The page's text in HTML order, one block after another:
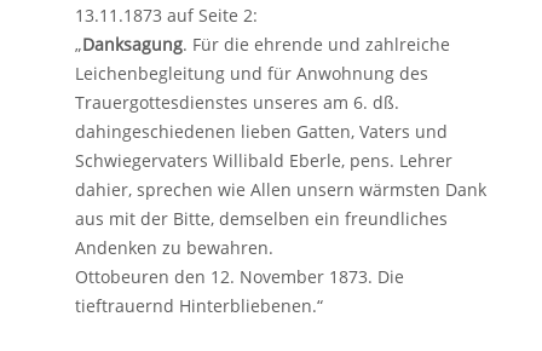
13.11.1873 auf Seite 2:
„Danksagung. Für die ehrende und zahlreiche
Leichenbegleitung und für Anwohnung des
Trauergottesdienstes unseres am 6. dß.
dahingeschiedenen lieben Gatten, Vaters und
Schwiegervaters Willibald Eberle, pens. Lehrer
dahier, sprechen wie Allen unsern wärmsten Dank
aus mit der Bitte, demselben ein freundliches
Andenken zu bewahren.
Ottobeuren den 12. November 1873. Die
tieftrauernd Hinterbliebenen.“